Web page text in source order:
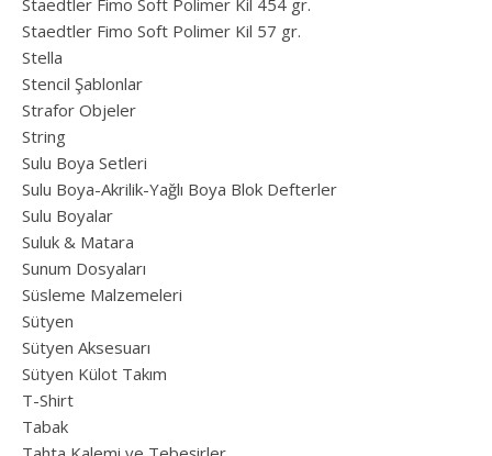
Staedtler Fimo Soft Polimer Kil 454 gr.
Staedtler Fimo Soft Polimer Kil 57 gr.
Stella
Stencil Şablonlar
Strafor Objeler
String
Sulu Boya Setleri
Sulu Boya-Akrilik-Yağlı Boya Blok Defterler
Sulu Boyalar
Suluk & Matara
Sunum Dosyaları
Süsleme Malzemeleri
Sütyen
Sütyen Aksesuarı
Sütyen Külot Takım
T-Shirt
Tabak